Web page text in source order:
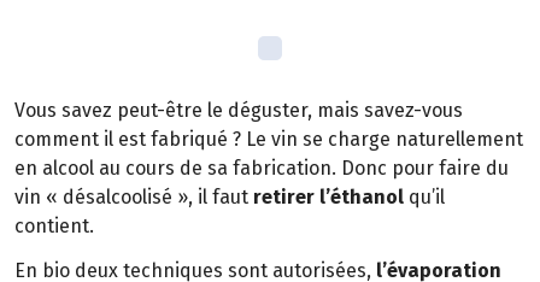
Vous savez peut-être le déguster, mais savez-vous
comment il est fabriqué ? Le vin se charge naturellement
en alcool au cours de sa fabrication. Donc pour faire du
vin « désalcoolisé », il faut retirer l’éthanol qu’il
contient.
En bio deux techniques sont autorisées, l’évaporation